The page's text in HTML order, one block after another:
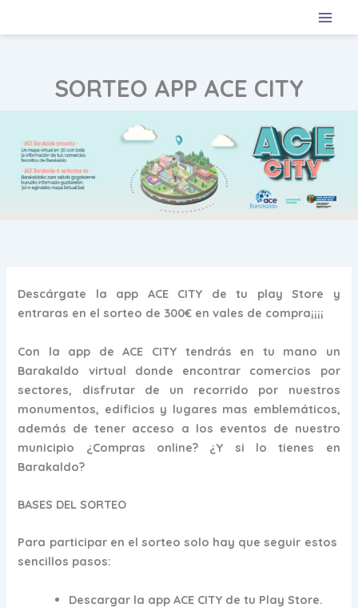
SORTEO APP ACE CITY
Descárgate la app ACE CITY de tu play Store y
entraras en el sorteo de 300€ en vales de compra¡¡¡¡
Con la app de ACE CITY tendrás en tu mano un
Barakaldo virtual donde encontrar comercios por
sectores, disfrutar de un recorrido por nuestros
monumentos, edificios y lugares mas emblemáticos,
además de tener acceso a los eventos de nuestro
municipio ¿Compras online? ¿Y si lo tienes en
Barakaldo?
BASES DEL SORTEO
Para participar en el sorteo solo hay que seguir estos
sencillos pasos:
Descargar la app ACE CITY de tu Play Store.